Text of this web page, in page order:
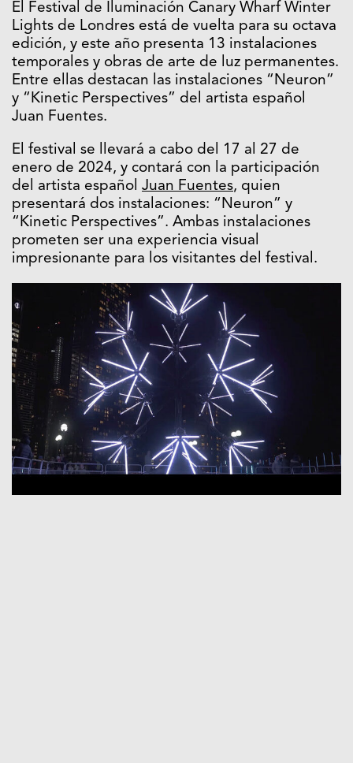
El Festival de Iluminación Canary Wharf Winter
Lights de Londres está de vuelta para su octava
edición, y este año presenta 13 instalaciones
temporales y obras de arte de luz permanentes.
Entre ellas destacan las instalaciones “Neuron”
y “Kinetic Perspectives” del artista español
Juan Fuentes.
El festival se llevará a cabo del 17 al 27 de
enero de 2024, y contará con la participación
del artista español Juan Fuentes, quien
presentará dos instalaciones: “Neuron” y
“Kinetic Perspectives”. Ambas instalaciones
prometen ser una experiencia visual
impresionante para los visitantes del festival.